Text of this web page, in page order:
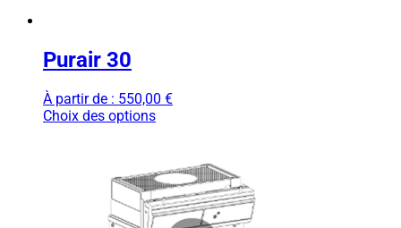
Purair 30
À partir de : 550,00 €
Choix des options